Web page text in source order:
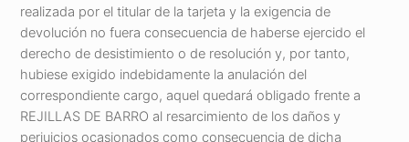
realizada por el titular de la tarjeta y la exigencia de
devolución no fuera consecuencia de haberse ejercido el
derecho de desistimiento o de resolución y, por tanto,
hubiese exigido indebidamente la anulación del
correspondiente cargo, aquel quedará obligado frente a
REJILLAS DE BARRO al resarcimiento de los daños y
perjuicios ocasionados como consecuencia de dicha